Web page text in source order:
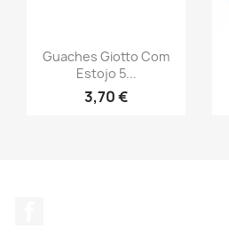
Guaches Giotto Com
Estojo 5...
3,70 €